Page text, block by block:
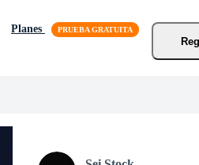
Planes